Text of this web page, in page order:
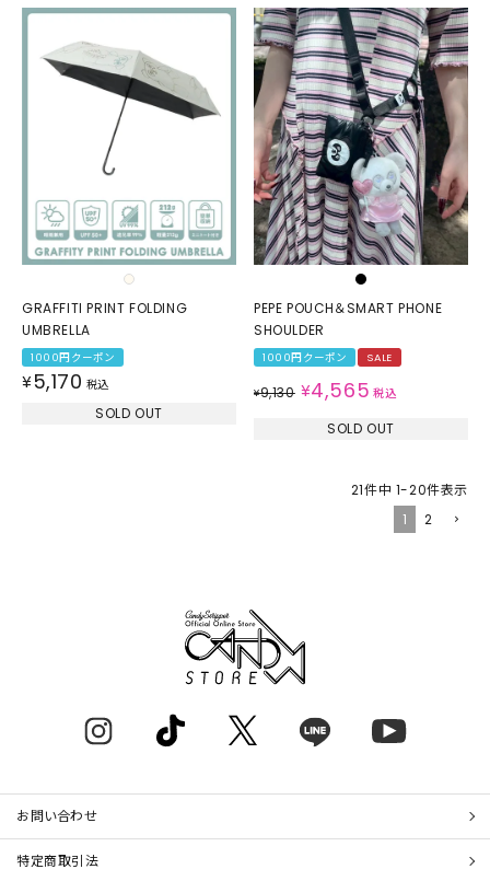
GRAFFITI PRINT FOLDING
UMBRELLA
1000円クーポン
¥5,170 税込
SOLD OUT
PEPE POUCH＆SMART PHONE
SHOULDER
1000円クーポン SALE
¥9,130 ¥4,565 税込
SOLD OUT
21件中 1-20件表示
1
2
お問い合わせ
特定商取引法